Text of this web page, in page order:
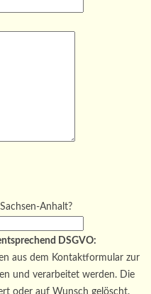
Anhalt?
DSGVO:
aus dem Kontaktformular zur
und verarbeitet werden. Die
oder auf Wunsch gelöscht.